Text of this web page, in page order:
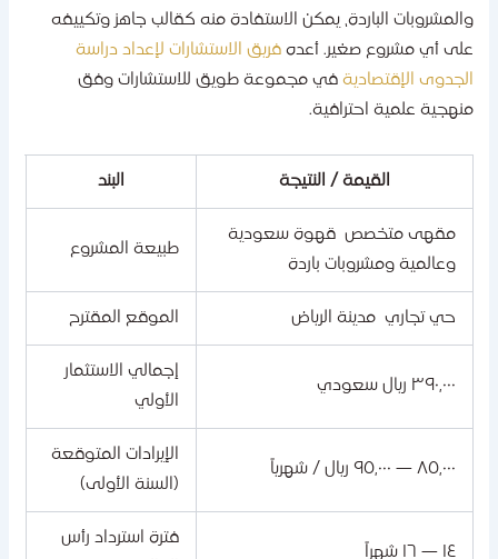
الباردة، يمكن الاستفادة منه كقالب جاهز وتكييفه
أي مشروع صغير. أعدهفريق الاستشارات لإعداد دراسة
الإقتصاديةفي مجموعة طويق للاستشارات وفق
علمية احترافية.
القيمة / النتيجة
مقهى متخصص قهوة سعودية
وعالمية ومشروبات باردة
طبيعة المشروع
حي تجاري مدينة الرياض الموقع المقترح
٣٩٠,٠٠٠ ريال سعودي
إجمالي الاستثمار
الأولي
٨٥,٠٠٠ — ٩٥,٠٠٠ ريال / شهرياً
الإيرادات المتوقعة
(السنة الأولى)
فترة استرداد رأس